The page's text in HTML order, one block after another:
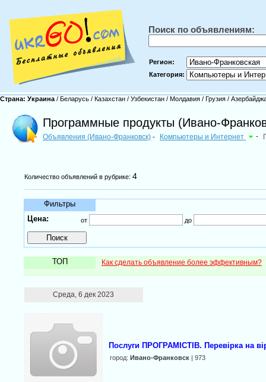
Поиск по объявлениям:
Регион:
Категория:
Страна: Украина / Беларусь / Казахстан / Узбекистан / Молдавия / Грузия /
Программные продукты (Ивано-
Объявления (Ивано-Франковск) - Компьютеры и Интернет -
Количество объявлений в рубрике: 4
Фильтры
Цена:
от до
ТОП Как сделать объявление более эффективным?
Среда, 6 дек 2023
Послуги ПРОГРАМІСТІВ. Перевірка на
город: Ивано-Франковск| 973